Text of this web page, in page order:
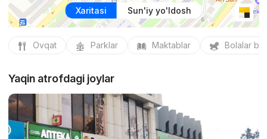
Xaritasi Sun'iy yo'ldosh
Ovqat Parklar Maktablar Bolalar
Yaqin atrofdagi joylar